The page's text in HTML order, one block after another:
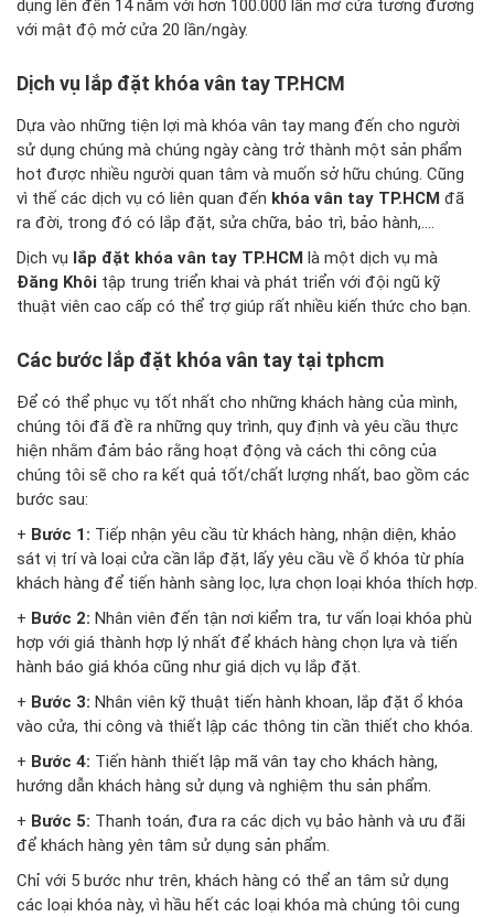
dụng lên đến 14 năm với hơn 100.000 lần mở cửa tương đương
với mật độ mở cửa 20 lần/ngày.
Dịch vụ lắp đặt khóa vân tayTP.HCM
Dựa vào những tiện lợi mà khóa vân tay mang đến cho người
sử dụng chúng mà chúng ngày càng trở thành một sản phẩm
hot được nhiều người quan tâm và muốn sở hữu chúng. Cũng
vì thế các dịch vụ có liên quan đến khóa vân tay TP.HCM đã
ra đời, trong đó có lắp đặt, sửa chữa, bảo trì, bảo hành,....
Dịch vụ lắp đặt khóa vân tay TP.HCM là một dịch vụ mà
Đăng Khôi tập trung triển khai và phát triển với đội ngũ kỹ
thuật viên cao cấp có thể trợ giúp rất nhiều kiến thức cho bạn.
Các bước lắp đặt khóa vân tay tại tphcm
Để có thể phục vụ tốt nhất cho những khách hàng của mình,
chúng tôi đã đề ra những quy trình, quy định và yêu cầu thực
hiện nhằm đảm bảo rằng hoạt động và cách thi công của
chúng tôi sẽ cho ra kết quả tốt/chất lượng nhất, bao gồm các
bước sau:
+ Bước 1: Tiếp nhận yêu cầu từ khách hàng, nhận diện, khảo
sát vị trí và loại cửa cần lắp đặt, lấy yêu cầu về ổ khóa từ phía
khách hàng để tiến hành sàng lọc, lựa chọn loại khóa thích hợp.
+ Bước 2: Nhân viên đến tận nơi kiểm tra, tư vấn loại khóa phù
hợp với giá thành hợp lý nhất để khách hàng chọn lựa và tiến
hành báo giá khóa cũng như giá dịch vụ lắp đặt.
+ Bước 3: Nhân viên kỹ thuật tiến hành khoan, lắp đặt ổ khóa
vào cửa, thi công và thiết lập các thông tin cần thiết cho khóa.
+ Bước 4: Tiến hành thiết lập mã vân tay cho khách hàng,
hướng dẫn khách hàng sử dụng và nghiệm thu sản phẩm.
+ Bước 5: Thanh toán, đưa ra các dịch vụ bảo hành và ưu đãi
để khách hàng yên tâm sử dụng sản phẩm.
Chỉ với 5 bước như trên, khách hàng có thể an tâm sử dụng
các loại khóa này, vì hầu hết các loại khóa mà chúng tôi cung